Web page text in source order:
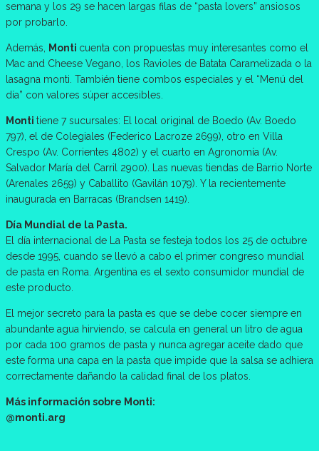
semana y los 29 se hacen largas filas de “pasta lovers” ansiosos
por probarlo.
Además, Monti cuenta con propuestas muy interesantes como el
Mac and Cheese Vegano, los Ravioles de Batata Caramelizada o la
lasagna monti. También tiene combos especiales y el “Menú del
día” con valores súper accesibles.
Monti tiene 7 sucursales: El local original de Boedo (Av. Boedo
797), el de Colegiales (Federico Lacroze 2699), otro en Villa
Crespo (Av. Corrientes 4802) y el cuarto en Agronomía (Av.
Salvador María del Carril 2900). Las nuevas tiendas de Barrio Norte
(Arenales 2659) y Caballito (Gavilán 1079). Y la recientemente
inaugurada en Barracas (Brandsen 1419).
Día Mundial de la Pasta.
El día internacional de La Pasta se festeja todos los 25 de octubre
desde 1995, cuando se llevó a cabo el primer congreso mundial
de pasta en Roma. Argentina es el sexto consumidor mundial de
este producto.
El mejor secreto para la pasta es que se debe cocer siempre en
abundante agua hirviendo, se calcula en general un litro de agua
por cada 100 gramos de pasta y nunca agregar aceite dado que
este forma una capa en la pasta que impide que la salsa se adhiera
correctamente dañando la calidad final de los platos.
Más información sobre Monti:
@monti.arg